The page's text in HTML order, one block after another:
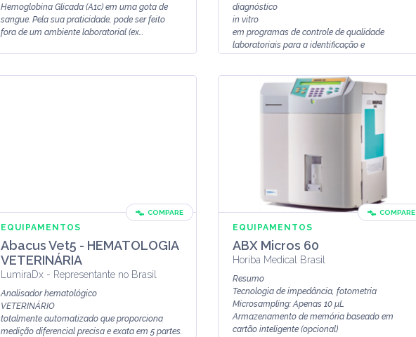
Hemoglobina Glicada (A1c) em uma gota de
sangue. Pela sua praticidade, pode ser feito
fora de um ambiente laboratorial (ex...
diagnóstico
in vitro
em programas de controle de qualidade
laboratoriais para a identificação e
COMPARE
EQUIPAMENTOS
Abacus Vet5 - HEMATOLOGIA
VETERINÁRIA
LumiraDx - Representante no Brasil
Analisador hematológico
VETERINÁRIO
totalmente automatizado que proporciona
medição diferencial precisa e exata em 5 partes.
COMPARE
EQUIPAMENTOS
ABX Micros 60
Horiba Medical Brasil
Resumo
Tecnologia de impedância, fotometria
Microsampling: Apenas 10 µL
Armazenamento de memória baseado em
cartão inteligente (opcional)